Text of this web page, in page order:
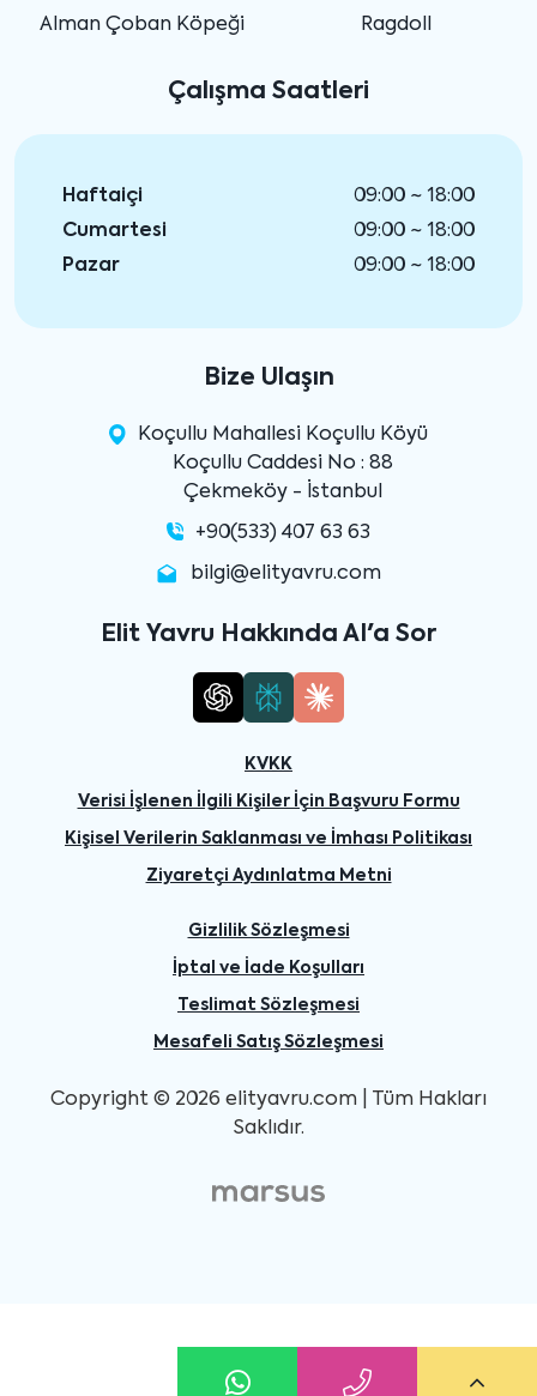
Alman Çoban Köpeği
Ragdoll
Çalışma Saatleri
Haftaiçi
09:00 ~ 18:00
Cumartesi
09:00 ~ 18:00
Pazar
09:00 ~ 18:00
Bize Ulaşın
Koçullu Mahallesi Koçullu Köyü
Koçullu Caddesi No : 88
Çekmeköy - İstanbul
+90(533) 407 63 63
bilgi@elityavru.com
Elit Yavru Hakkında AI'a Sor
KVKK
Verisi İşlenen İlgili Kişiler İçin Başvuru Formu
Kişisel Verilerin Saklanması ve İmhası Politikası
Ziyaretçi Aydınlatma Metni
Gizlilik Sözleşmesi
İptal ve İade Koşulları
Teslimat Sözleşmesi
Mesafeli Satış Sözleşmesi
Copyright © 2026 elityavru.com | Tüm Hakları
Saklıdır.